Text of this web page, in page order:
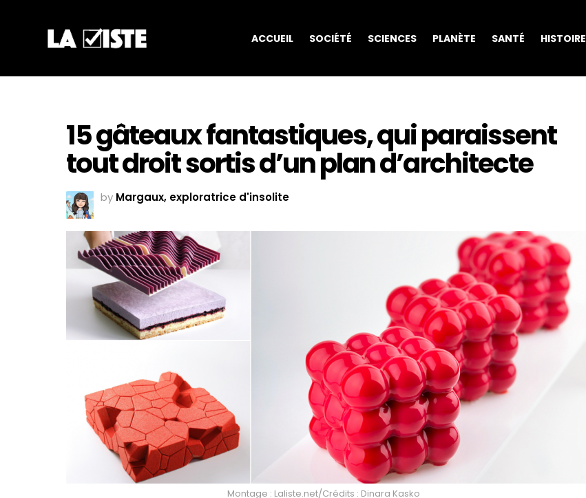
ACCUEIL SOCIÉTÉ SCIENCES PLANÈTE SANTÉ HISTOIRE
15 gâteaux fantastiques, qui paraissent
tout droit sortis d’un plan d’architecte
by Margaux, exploratrice d'insolite
Montage : Laliste.net/Crédits : Dinara Kasko